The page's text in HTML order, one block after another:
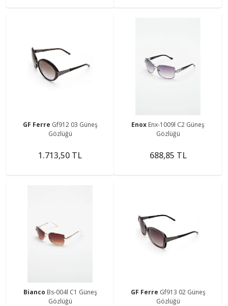
GF Ferre Gf912 03 Güneş
Gözlüğü
1.713,50 TL
Enox Enx-1009l C2 Güneş
Gözlüğü
688,85 TL
Bianco Bs-004l C1 Güneş
Gözlüğü
GF Ferre Gf913 02 Güneş
Gözlüğü